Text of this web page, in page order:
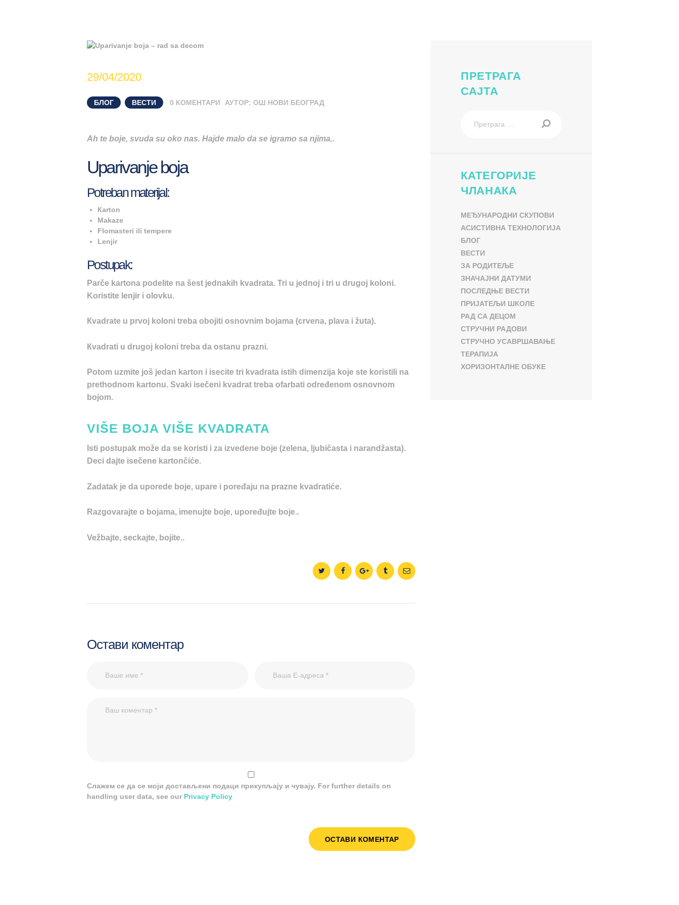
29/04/2020
БЛОГ ВЕСТИ 0 КОМЕНТАРИ АУТОР:ОШ НОВИ БЕОГРАД
Ah te boje, svuda su oko nas. Hajde malo da se igramo sa njima..
Uparivanje boja
Potreban materijal:
Кarton
Makaze
Flomasteri ili tempere
Lenjir
Postupak:
Parče kartona podelite na šest jednakih kvadrata. Tri u jednoj i tri u drugoj koloni.
Koristite lenjir i olovku.
Кvadrate u prvoj koloni treba obojiti osnovnim bojama (crvena, plava i žuta).
Кvadrati u drugoj koloni treba da ostanu prazni.
Potom uzmite još jedan karton i isecite tri kvadrata istih dimenzija koje ste koristili na
prethodnom kartonu. Svaki isečeni kvadrat treba ofarbati određenom osnovnom
bojom.
VIŠE BOJA VIŠE KVADRATA
Isti postupak može da se koristi i za izvedene boje (zelena, ljubičasta i narandžasta).
Deci dajte isečene kartončiće.
Zadatak je da uporede boje, upare i poređaju na prazne kvadratiće.
Razgovarajte o bojama, imenujte boje, upoređujte boje..
Vežbajte, seckajte, bojite..
Остави коментар
Слажем се да се моји достављени подаци прикупљају и чувају. For further details on
handling user data, see our Privacy Policy
ПРЕТРАГА
САЈТА
КАТЕГОРИЈЕ
ЧЛАНАКА
МЕЂУНАРОДНИ СКУПОВИ
АСИСТИВНА ТЕХНОЛОГИЈА
БЛОГ
ВЕСТИ
ЗА РОДИТЕЉЕ
ЗНАЧАЈНИ ДАТУМИ
ПОСЛЕДЊЕ ВЕСТИ
ПРИЈАТЕЉИ ШКОЛЕ
РАД СА ДЕЦОМ
СТРУЧНИ РАДОВИ
СТРУЧНО УСАВРШАВАЊЕ
ТЕРАПИЈА
ХОРИЗОНТАЛНЕ ОБУКЕ